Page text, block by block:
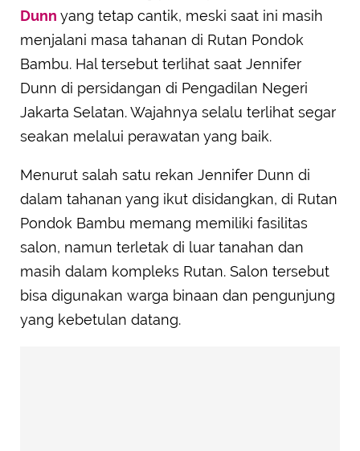
Dunn yang tetap cantik, meski saat ini masih
menjalani masa tahanan di Rutan Pondok
Bambu. Hal tersebut terlihat saat Jennifer
Dunn di persidangan di Pengadilan Negeri
Jakarta Selatan. Wajahnya selalu terlihat segar
seakan melalui perawatan yang baik.
Menurut salah satu rekan Jennifer Dunn di
dalam tahanan yang ikut disidangkan, di Rutan
Pondok Bambu memang memiliki fasilitas
salon, namun terletak di luar tanahan dan
masih dalam kompleks Rutan. Salon tersebut
bisa digunakan warga binaan dan pengunjung
yang kebetulan datang.